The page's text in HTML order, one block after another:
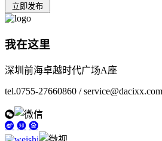
我在这里
深圳前海卓越时代广场A座
tel.0755-27660860 / service@dacixx.com